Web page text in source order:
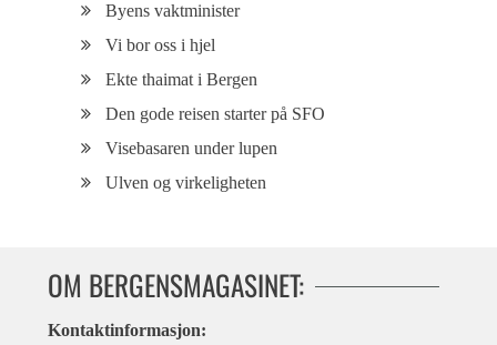
Byens vaktminister
Vi bor oss i hjel
Ekte thaimat i Bergen
Den gode reisen starter på SFO
Visebasaren under lupen
Ulven og virkeligheten
OM BERGENSMAGASINET:
Kontaktinformasjon: